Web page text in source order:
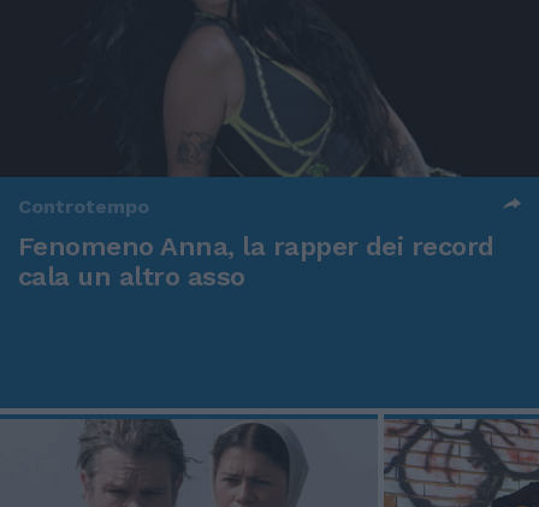
Controtempo
Fenomeno Anna, la rapper dei record
cala un altro asso